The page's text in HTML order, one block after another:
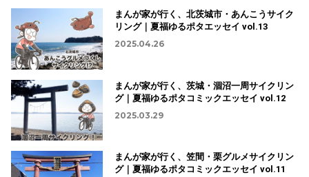
まんが家が行く、北茨城市・あんこうサイク
リング｜夏福ゆるポタエッセイ vol.13
2025.04.26
まんが家が行く、茨城・涸沼一周サイクリン
グ｜夏福ゆるポタコミックエッセイ vol.12
2025.03.29
まんが家が行く、笠間・栗グルメサイクリン
グ｜夏福ゆるポタコミックエッセイ vol.11